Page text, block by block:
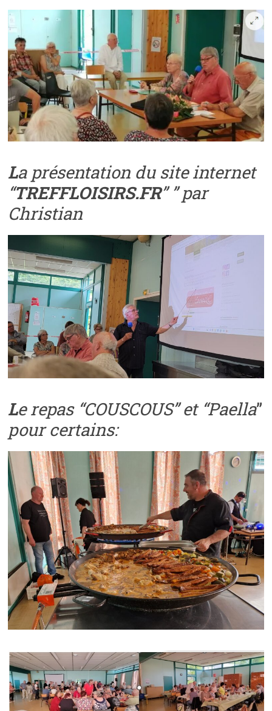
La présentation du site internet
“TREFFLOISIRS.FR” ” par
Christian
Le repas “COUSCOUS” et “Paella”
pour certains: